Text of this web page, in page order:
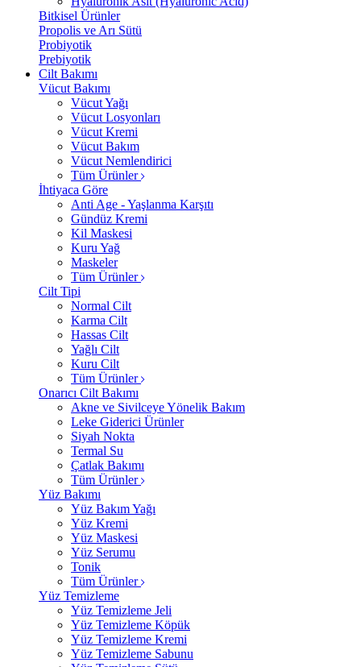
Bitkisel Ürünler
Propolis ve Arı Sütü
Probiyotik
Prebiyotik
Cilt Bakımı
Vücut Bakımı
Vücut Yağı
Vücut Losyonları
Vücut Kremi
Vücut Bakım
Vücut Nemlendirici
Tüm Ürünler
İhtiyaca Göre
Anti Age - Yaşlanma Karşıtı
Gündüz Kremi
Kil Maskesi
Kuru Yağ
Maskeler
Tüm Ürünler
Cilt Tipi
Normal Cilt
Karma Cilt
Hassas Cilt
Yağlı Cilt
Kuru Cilt
Tüm Ürünler
Onarıcı Cilt Bakımı
Akne ve Sivilceye Yönelik Bakım
Leke Giderici Ürünler
Siyah Nokta
Termal Su
Çatlak Bakımı
Tüm Ürünler
Yüz Bakımı
Yüz Bakım Yağı
Yüz Kremi
Yüz Maskesi
Yüz Serumu
Tonik
Tüm Ürünler
Yüz Temizleme
Yüz Temizleme Jeli
Yüz Temizleme Köpük
Yüz Temizleme Kremi
Yüz Temizleme Sabunu